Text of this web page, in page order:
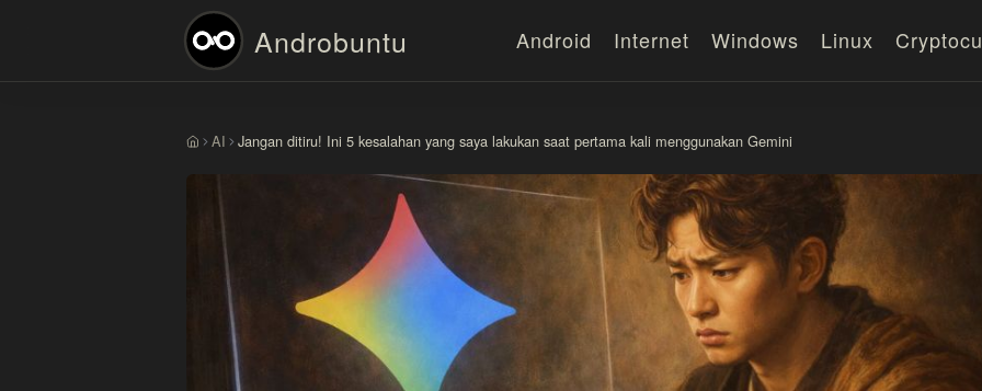
Androbuntu Android Internet Windows Linux
Beranda
AI Jangan ditiru! Ini 5 kesalahan yang saya lakukan saat pertama kali menggunakan Gemini